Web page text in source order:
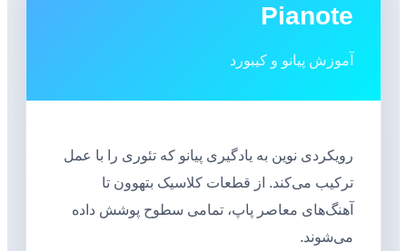
Pianote
آموزش پیانو و کیبورد
رویکردی نوین به یادگیری پیانو که تئوری را با عمل
ترکیب می‌کند. از قطعات کلاسیک بتهوون تا
آهنگ‌های معاصر پاپ، تمامی سطوح پوشش داده
می‌شوند.